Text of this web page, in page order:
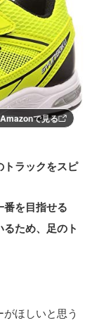
Amazonで見る
ラックをスピ
を目指せる
ため、足のト
ほしいと思う